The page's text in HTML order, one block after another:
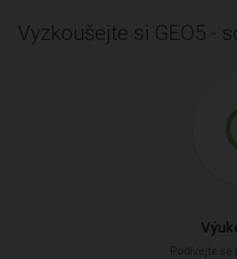
Vyzkoušejte si GEO5 -